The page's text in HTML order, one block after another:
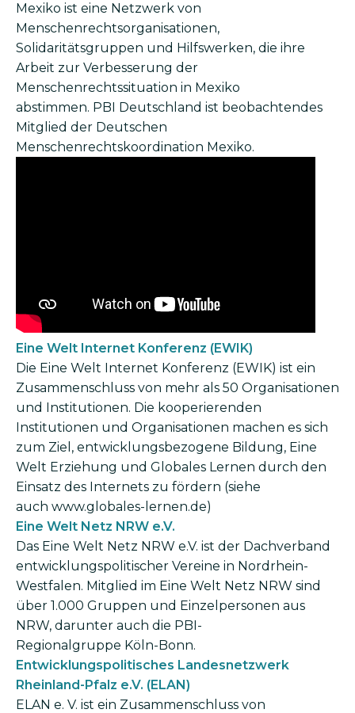
Mexiko ist eine Netzwerk von
Menschenrechtsorganisationen,
Solidaritätsgruppen und Hilfswerken, die ihre
Arbeit zur Verbesserung der
Menschenrechtssituation in Mexiko
abstimmen. PBI Deutschland ist beobachtendes
Mitglied der Deutschen
Menschenrechtskoordination Mexiko.
Eine Welt Internet Konferenz (EWIK)
Die Eine Welt Internet Konferenz (EWIK) ist ein
Zusammenschluss von mehr als 50 Organisationen
und Institutionen. Die kooperierenden
Institutionen und Organisationen machen es sich
zum Ziel, entwicklungsbezogene Bildung, Eine
Welt Erziehung und Globales Lernen durch den
Einsatz des Internets zu fördern (siehe
auch www.globales-lernen.de)
Eine Welt Netz NRW e.V.
Das Eine Welt Netz NRW e.V. ist der Dachverband
entwicklungspolitischer Vereine in Nordrhein-
Westfalen. Mitglied im Eine Welt Netz NRW sind
über 1.000 Gruppen und Einzel­personen aus
NRW, darunter auch die PBI-
Regionalgruppe Köln-Bonn.
Entwicklungspolitisches Landesnetzwerk
Rheinland-Pfalz e.V. (ELAN)
ELAN e. V. ist ein Zusammenschluss von